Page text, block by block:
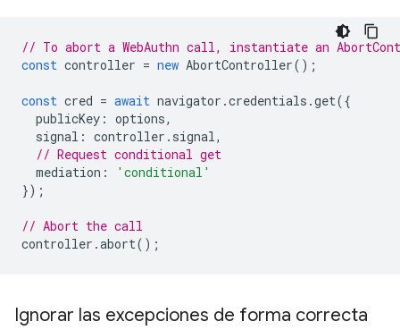
// To abort a WebAuthn call, instantiate an
const controller = new AbortController();
const cred = await navigator .credentials .get({
publicKey : options,
signal : controller . signal ,
// Request conditional get
mediation :
'conditional'
});
// Abort the call
controller .abort();
Ignorar las excepciones de forma correcta